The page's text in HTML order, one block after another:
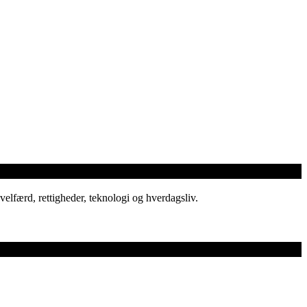
rettigheder, teknologi og hverdagsliv.